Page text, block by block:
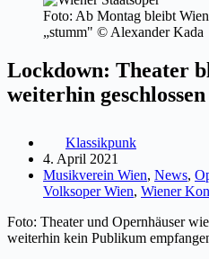
Foto: Ab Montag bleibt
„stumm" © Alexander Kada
Lockdown: Theater
weiterhin geschlossen
Klassikpunk
4. April 2021
Musikverein Wien, News,
Volksoper Wien, Wiener
Foto: Theater und Opernhäuser
weiterhin kein Publikum